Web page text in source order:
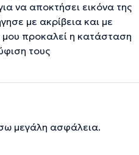
να αποκτήσει εικόνα της
με ακρίβεια και με
προκαλεί η κατάσταση
τους
μεγάλη ασφάλεια.